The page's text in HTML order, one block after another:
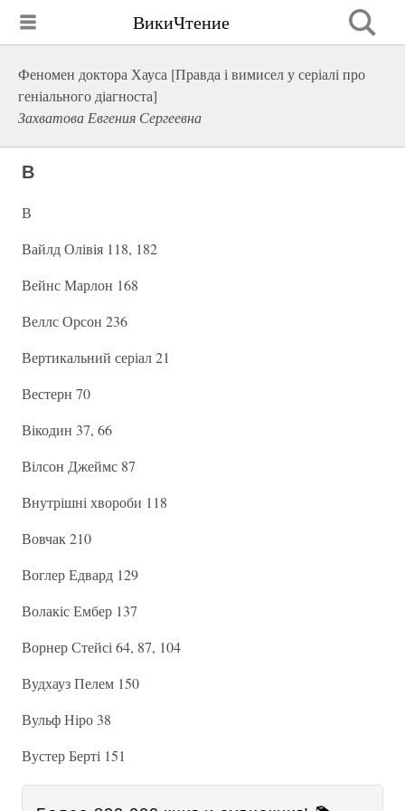
ВикиЧтение
Феномен доктора Хауса [Правда і вимисел у серіалі про
геніального діагноста]
Захватова Евгения Сергеевна
В
В
Вайлд Олівія 118, 182
Вейнс Марлон 168
Веллс Орсон 236
Вертикальний серіал 21
Вестерн 70
Вікодин 37, 66
Вілсон Джеймс 87
Внутрішні хвороби 118
Вовчак 210
Воглер Едвард 129
Волакіс Ембер 137
Ворнер Стейсі 64, 87, 104
Вудхауз Пелем 150
Вульф Ніро 38
Вустер Берті 151